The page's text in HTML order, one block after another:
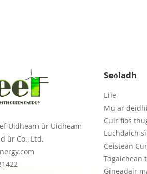
Uidheam ùr Uidheam
ùr Co., Ltd.
Seòladh
Eile
Mu ar
Cuir fios
Luchdaich
Ceistean
Tagaichean
Gineadair